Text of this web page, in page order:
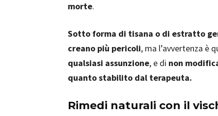
morte.
Sotto forma di tisana o di estratto
creano più pericoli, ma l’avvertenza è
qualsiasi assunzione, e di non
quanto stabilito dal terapeuta.
Rimedi naturali con il